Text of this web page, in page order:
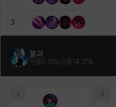
3
불괴
픽률 0.0% 승률 14.3%
1 2